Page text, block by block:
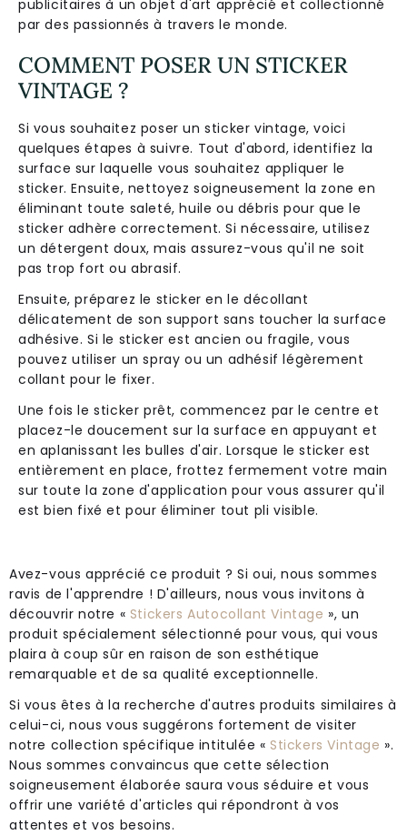
publicitaires à un objet d'art apprécié et collectionné
par des passionnés à travers le monde.
COMMENT POSER UN STICKER
VINTAGE ?
Si vous souhaitez poser un sticker vintage, voici
quelques étapes à suivre. Tout d'abord, identifiez la
surface sur laquelle vous souhaitez appliquer le
sticker. Ensuite, nettoyez soigneusement la zone en
éliminant toute saleté, huile ou débris pour que le
sticker adhère correctement. Si nécessaire, utilisez
un détergent doux, mais assurez-vous qu'il ne soit
pas trop fort ou abrasif.
Ensuite, préparez le sticker en le décollant
délicatement de son support sans toucher la surface
adhésive. Si le sticker est ancien ou fragile, vous
pouvez utiliser un spray ou un adhésif légèrement
collant pour le fixer.
Une fois le sticker prêt, commencez par le centre et
placez-le doucement sur la surface en appuyant et
en aplanissant les bulles d'air. Lorsque le sticker est
entièrement en place, frottez fermement votre main
sur toute la zone d'application pour vous assurer qu'il
est bien fixé et pour éliminer tout pli visible.
Avez-vous apprécié ce produit ? Si oui, nous sommes
ravis de l'apprendre ! D'ailleurs, nous vous invitons à
découvrir notre « Stickers Autocollant Vintage », un
produit spécialement sélectionné pour vous, qui vous
plaira à coup sûr en raison de son esthétique
remarquable et de sa qualité exceptionnelle.
Si vous êtes à la recherche d'autres produits similaires à
celui-ci, nous vous suggérons fortement de visiter
notre collection spécifique intitulée « Stickers Vintage ».
Nous sommes convaincus que cette sélection
soigneusement élaborée saura vous séduire et vous
offrir une variété d'articles qui répondront à vos
attentes et vos besoins.